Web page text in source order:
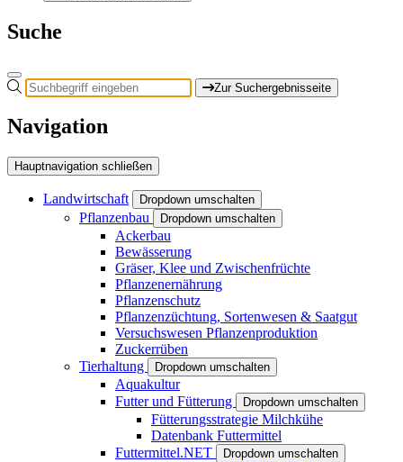
Suche
Zur Suchergebnisseite
Navigation
Hauptnavigation schließen
Landwirtschaft Dropdown umschalten
Pflanzenbau Dropdown umschalten
Ackerbau
Bewässerung
Gräser, Klee und Zwischenfrüchte
Pflanzenernährung
Pflanzenschutz
Pflanzenzüchtung, Sortenwesen & Saatgut
Versuchswesen Pflanzenproduktion
Zuckerrüben
Tierhaltung
Dropdown umschalten
Aquakultur
Futter und Fütterung
Dropdown umschalten
Fütterungsstrategie Milchkühe
Datenbank Futtermittel
Futtermittel.NET
Dropdown umschalten